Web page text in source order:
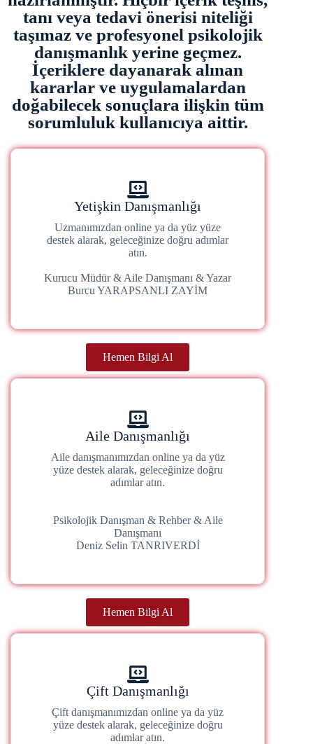
tanı veya tedavi önerisi niteliği
taşımaz ve profesyonel psikolojik
danışmanlık yerine geçmez.
İçeriklere dayanarak alınan
kararlar ve uygulamalardan
doğabilecek sonuçlara ilişkin tüm
sorumluluk kullanıcıya aittir.
Yetişkin Danışmanlığı
Uzmanımızdan online ya da yüz yüze
destek alarak, geleceğinize doğru adımlar
atın.
Kurucu Müdür & Aile Danışmanı & Yazar
Burcu YARAPSANLI ZAYİM
Hemen Bilgi Al
Aile Danışmanlığı
Aile danışmanımızdan online ya da yüz
yüze destek alarak, geleceğinize doğru
adımlar atın.
Psikolojik Danışman & Rehber & Aile
Danışmanı
Deniz Selin TANRIVERDİ
Hemen Bilgi Al
Çift Danışmanlığı
Çift danışmanımızdan online ya da yüz
yüze destek alarak, geleceğinize doğru
adımlar atın.